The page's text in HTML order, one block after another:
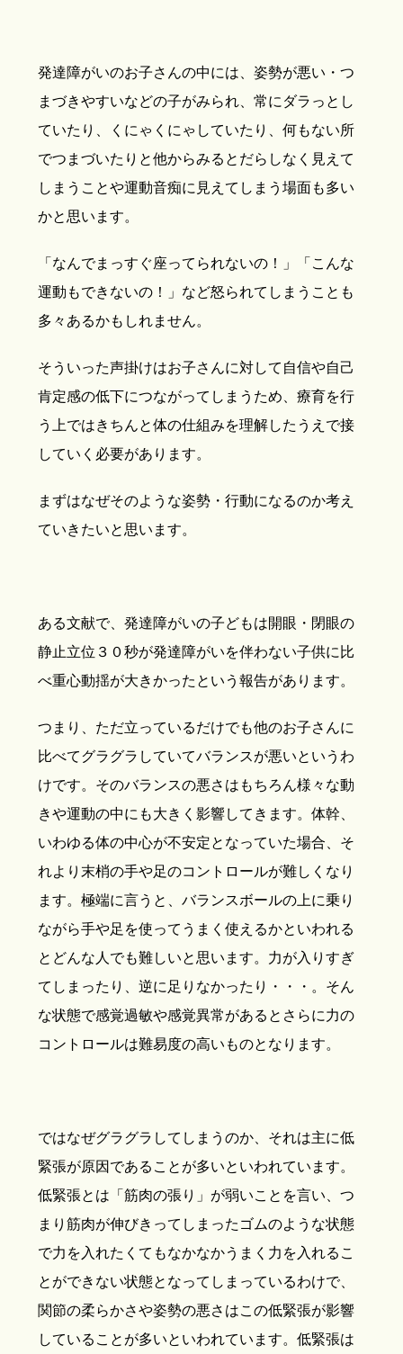
発達障がいのお子さんの中には、姿勢が悪い・つ
まづきやすいなどの子がみられ、常にダラっとし
ていたり、くにゃくにゃしていたり、何もない所
でつまづいたりと他からみるとだらしなく見えて
しまうことや運動音痴に見えてしまう場面も多い
かと思います。
「なんでまっすぐ座ってられないの！」「こんな
運動もできないの！」など怒られてしまうことも
多々あるかもしれません。
そういった声掛けはお子さんに対して自信や自己
肯定感の低下につながってしまうため、療育を行
う上ではきちんと体の仕組みを理解したうえで接
していく必要があります。
まずはなぜそのような姿勢・行動になるのか考え
ていきたいと思います。
ある文献で、発達障がいの子どもは開眼・閉眼の
静止立位３０秒が発達障がいを伴わない子供に比
べ重心動揺が大きかったという報告があります。
つまり、ただ立っているだけでも他のお子さんに
比べてグラグラしていてバランスが悪いというわ
けです。そのバランスの悪さはもちろん様々な動
きや運動の中にも大きく影響してきます。体幹、
いわゆる体の中心が不安定となっていた場合、そ
れより末梢の手や足のコントロールが難しくなり
ます。極端に言うと、バランスボールの上に乗り
ながら手や足を使ってうまく使えるかといわれる
とどんな人でも難しいと思います。力が入りすぎ
てしまったり、逆に足りなかったり・・・。そん
な状態で感覚過敏や感覚異常があるとさらに力の
コントロールは難易度の高いものとなります。
ではなぜグラグラしてしまうのか、それは主に低
緊張が原因であることが多いといわれています。
低緊張とは「筋肉の張り」が弱いことを言い、つ
まり筋肉が伸びきってしまったゴムのような状態
で力を入れたくてもなかなかうまく力を入れるこ
とができない状態となってしまっているわけで、
関節の柔らかさや姿勢の悪さはこの低緊張が影響
していることが多いといわれています。低緊張は